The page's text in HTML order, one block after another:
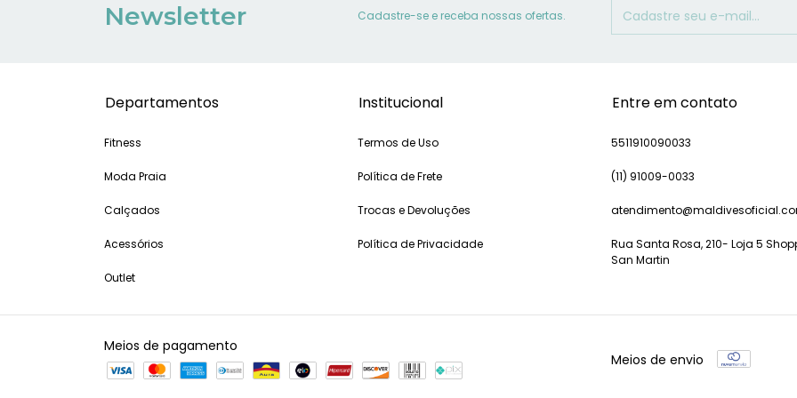
Newsletter Cadastre-se e receba nossas ofertas.
Departamentos
Fitness
Moda Praia
Calçados
Acessórios
Outlet
Institucional
Termos de Uso
Política de Frete
Trocas e Devoluções
Política de Privacidade
Entre em contato
5511910090033
(11) 91009-0033
Rua Santa Rosa, 210- Loja 5
San Martin
Meios de pagamento
Meios de envio